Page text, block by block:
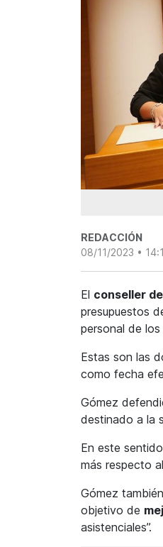
REDACCIÓN
08/11/2023 •
El conseller
presupuestos
personal de los
Estas son las
como fecha
Gómez
destinado a la
En este
más respecto
Gómez
objetivo de
asistenciales”.